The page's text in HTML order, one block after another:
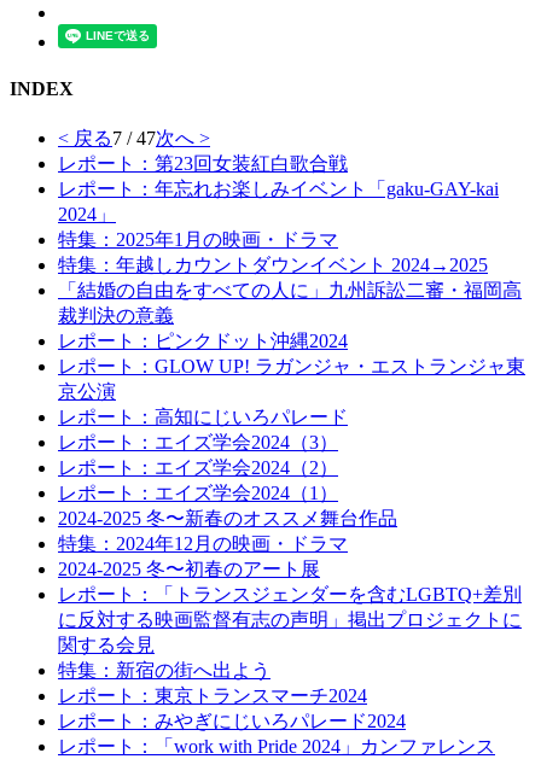
INDEX
< 戻る7 / 47次へ >
レポート：第23回女装紅白歌合戦
レポート：年忘れお楽しみイベント「gaku-GAY-kai
2024」
特集：2025年1月の映画・ドラマ
特集：年越しカウントダウンイベント 2024→2025
「結婚の自由をすべての人に」九州訴訟二審・福岡高
裁判決の意義
レポート：ピンクドット沖縄2024
レポート：GLOW UP! ラガンジャ・エストランジャ東
京公演
レポート：高知にじいろパレード
レポート：エイズ学会2024（3）
レポート：エイズ学会2024（2）
レポート：エイズ学会2024（1）
2024-2025 冬〜新春のオススメ舞台作品
特集：2024年12月の映画・ドラマ
2024-2025 冬〜初春のアート展
レポート：「トランスジェンダーを含むLGBTQ+差別
に反対する映画監督有志の声明」掲出プロジェクトに
関する会見
特集：新宿の街へ出よう
レポート：東京トランスマーチ2024
レポート：みやぎにじいろパレード2024
レポート：「work with Pride 2024」カンファレンス